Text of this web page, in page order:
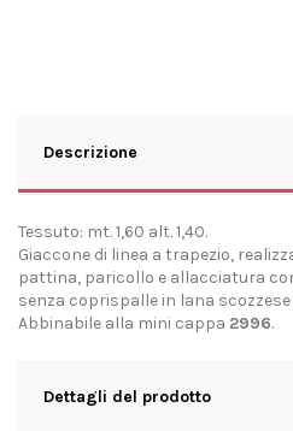
Descrizione
Tessuto: mt. 1,60 alt. 1,40.
Giaccone di linea a trapezio,
pattina, paricollo e allacciatura
senza coprispalle in lana
Abbinabile alla mini cappa 2996.
Dettagli del prodotto